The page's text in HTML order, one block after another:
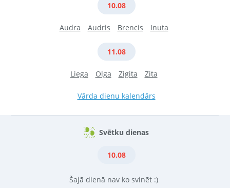
10.08
Audra Audris Brencis Inuta
11.08
Liega Olga Zigita Zita
Vārda dienu kalendārs
Svētku dienas
10.08
Šajā dienā nav ko svinēt :)